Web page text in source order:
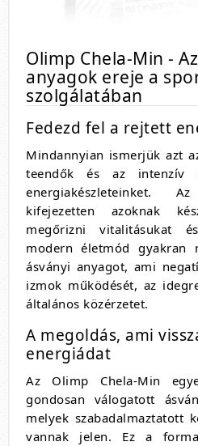
Olimp Chela-Min -
anyagok ereje a
szolgálatában
Fedezd fel a rejtett
Mindannyian ismerjük azt
teendők és az intenzív
energiakészleteinket.
kifejezetten azoknak
megőrizni vitalitásukat
modern életmód gyakran
ásványi anyagot, ami
izmok működését, az
általános közérzetet.
A megoldás, ami
energiádat
Az Olimp Chela-Min
gondosan válogatott
melyek szabadalmaztatott
vannak jelen. Ez a